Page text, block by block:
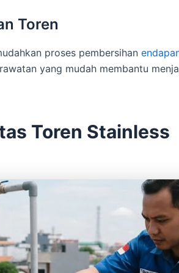
Toren
proses pembersihan
yang mudah membantu
Toren Stainless